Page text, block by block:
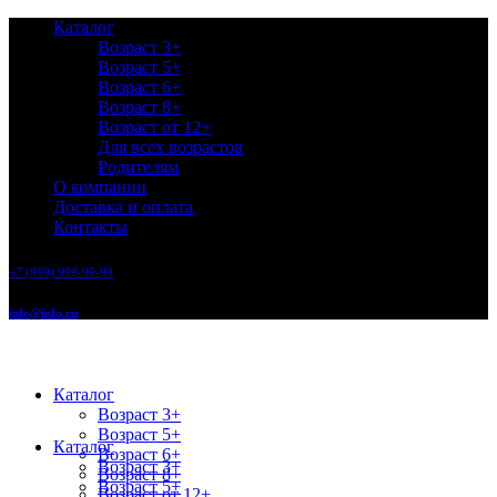
Каталог
Возраст 3+
Возраст 5+
Возраст 6+
Возраст 8+
Возраст от 12+
Для всех возрастов
Родителям
О компании
Доставка и оплата
Контакты
+7 (999) 999-99-99
info@info.ru
Каталог
Возраст 3+
Возраст 5+
Возраст 6+
Возраст 8+
Каталог
Возраст 3+
Возраст 5+